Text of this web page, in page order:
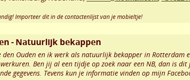
Importeer dit in de contactenlijst van je mobieltje!
- Natuurlijk bekappen
Ouden en ik werk als natuurlijk bekapper in
Ben jij al een tijdje op zoek naar een NB, dan is
gegevens. Tevens kun je informatie vinden op mijn